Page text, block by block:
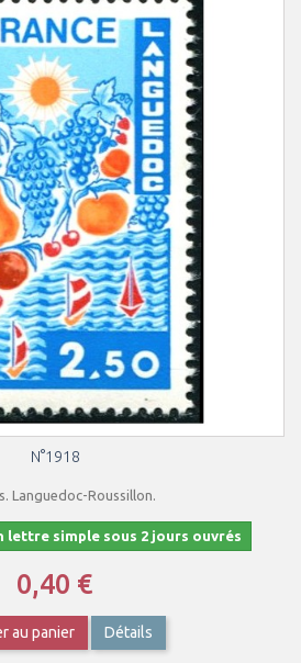
N°1918
Languedoc-Roussillon.
lettre simple sous 2 jours ouvrés
0,40 €
au panier Détails